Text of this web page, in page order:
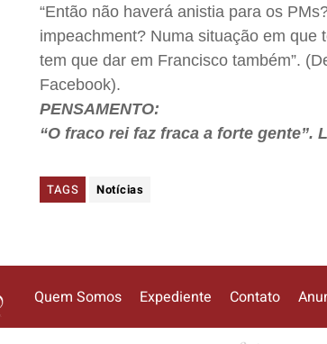
“Então não haverá anistia para os
impeachment? Numa situação em que
tem que dar em Francisco também”.
Facebook).
PENSAMENTO:
“O fraco rei faz fraca a forte gente”.
TAGS Notícias
Quem Somos Expediente Contato